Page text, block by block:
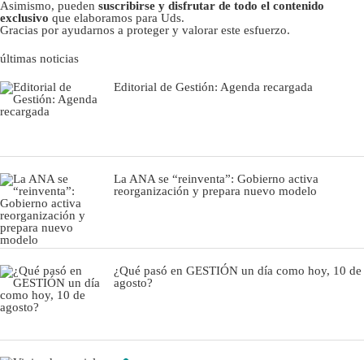
Asimismo, pueden suscribirse y disfrutar de todo el contenido
exclusivo que elaboramos para Uds.
Gracias por ayudarnos a proteger y valorar este esfuerzo.
últimas noticias
Editorial de Gestión: Agenda recargada
La ANA se “reinventa”: Gobierno activa
reorganización y prepara nuevo modelo
¿Qué pasó en GESTIÓN un día como hoy, 10 de
agosto?